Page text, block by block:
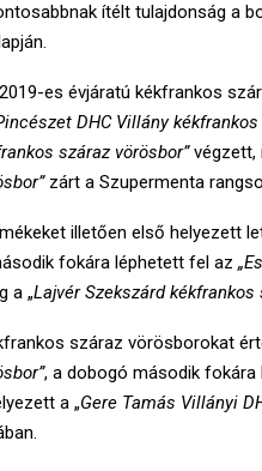
ítélt tulajdonság a
es évjáratú kékfrankos
DHC Villány kékfrankos
száraz vörösbor”végzett,
zárt a Szupermenta
illetően első helyezett
fokára léphetett fel az
a „Lajvér Szekszárd kékfrankos
száraz vörösborokat
, a dobogó második fokára
a „Gere Tamás Villányi